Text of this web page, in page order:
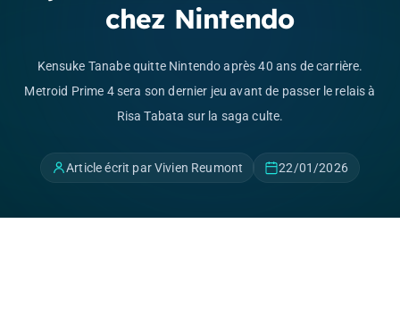
chez Nintendo
Kensuke Tanabe quitte Nintendo après 40 ans de carrière.
Metroid Prime 4 sera son dernier jeu avant de passer le relais à
Risa Tabata sur la saga culte.
Article écrit par Vivien Reumont 22/01/2026